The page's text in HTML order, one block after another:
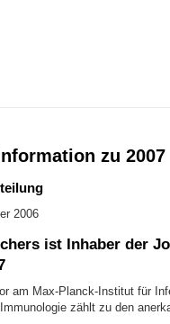
zu 2007
2006
ist Inhaber der
am Max-Planck-Institut für
zählt zu den